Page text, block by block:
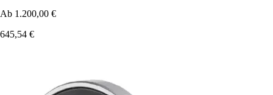
Ab 1.200,00 €
645,54 €